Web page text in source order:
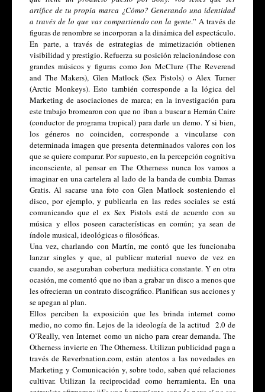
artífice de tu propia marca ¿Cómo? Generando una identidad
a través de lo que vas compartiendo con la gente.” A través de
figuras de renombre se incorporan a la dinámica del espectáculo.
En parte, a través de estrategias de mimetización obtienen
visibilidad y prestigio. Refuerza su posición relacionándose con
grandes músicos y figuras como Jon McClure (The Reverend
and The Makers), Glen Matlock (Sex Pistols) o Alex Turner
(Arctic Monkeys). Esto también corresponde a la lógica del
Marketing de asociaciones de marca; en la investigación para
este trabajo bromearon con que no iban a buscar a Hernán Caire
(conductor de programa tropical) para darle un demo. Y si bien,
los géneros no coinciden, corresponde a vincularse con
determinada imagen que presenta determinados valores con los
que se quiere comparar. Por supuesto, en la percepción cognitiva
inconsciente, al pensar en The Otherness nunca los vamos a
imaginar en una cartelera al lado de la banda de cumbia Damas
Gratis. Al sacarse una foto con Glen Matlock sosteniendo el
disco, por ejemplo, y publicarla en las redes sociales se está
comunicando que el ex Sex Pistols está de acuerdo con su
música y ellos poseen características en común; ya sean de
índole musical, ideológicas o filosóficas.
Una vez, charlando con Martín, me contó que les funcionaba
lanzar singles y que, al publicar material nuevo de vez en
cuando, se aseguraban cobertura mediática constante. Y en otra
ocasión, me comentó que no iban a grabar un disco a menos que
les ofrecieran un contrato discográfico. Planifican sus acciones y
se apegan al plan.
Ellos perciben la exposición que les brinda internet como
medio, no como fin. Lejos de la ideología de la actitud  2.0 de
O’Really, ven Internet como un nicho para crear demanda. The
Otherness invierte en The Otherness. Utilizan publicidad paga a
través de Reverbnation.com, están atentos a las novedades en
Marketing y Comunicación y, sobre todo, saben qué relaciones
cultivar. Utilizan la reciprocidad como herramienta. En una